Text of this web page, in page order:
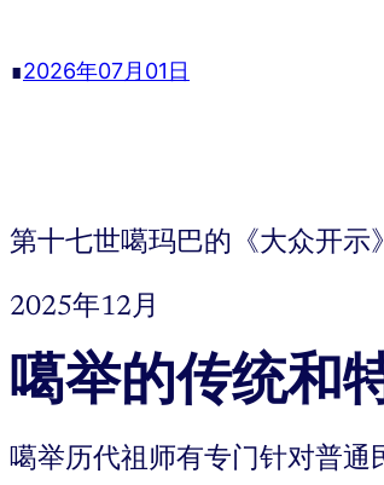
∎2026年07月01日
第十七世噶玛巴的《大众开示
2025年12月
噶举的传统和
噶举历代祖师有专门针对普通